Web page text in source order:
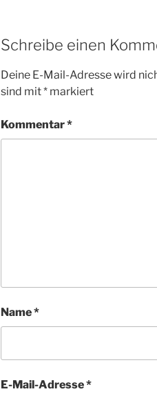
Schreibe einen
Deine E-Mail-Adresse wird
sind mit* markiert
Kommentar*
Name*
E-Mail-Adresse*